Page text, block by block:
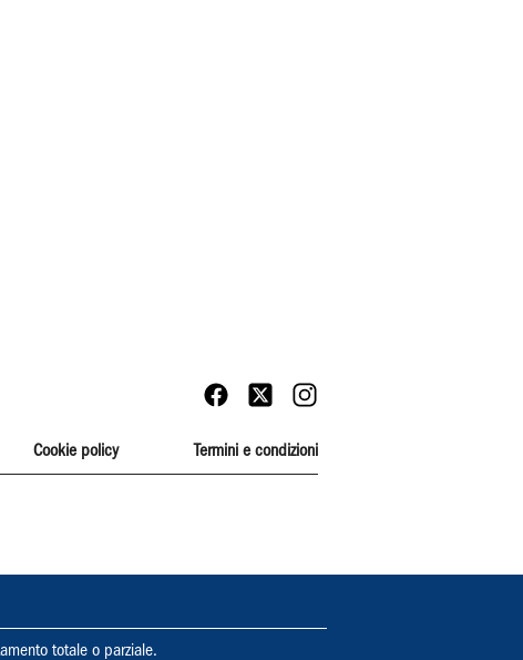
Cookie policy Termini e condizioni
totale o parziale.